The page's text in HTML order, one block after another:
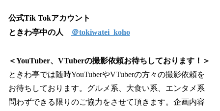
公式Tik Tokアカウント
ときわ亭中の人
＠tokiwatei_koho
＜YouTuber、VTuberの撮影依頼お待ちしております！＞
ときわ亭では随時YouTuberやVTuberの方々の撮影依頼を
お待ちしております。グルメ系、大食い系、エンタメ系
問わずできる限りのご協力をさせて頂きます。企画内容